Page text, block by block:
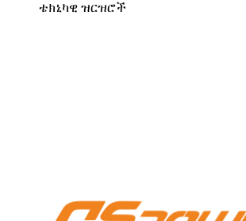
ቴክኒካዊ ዝርዝሮች